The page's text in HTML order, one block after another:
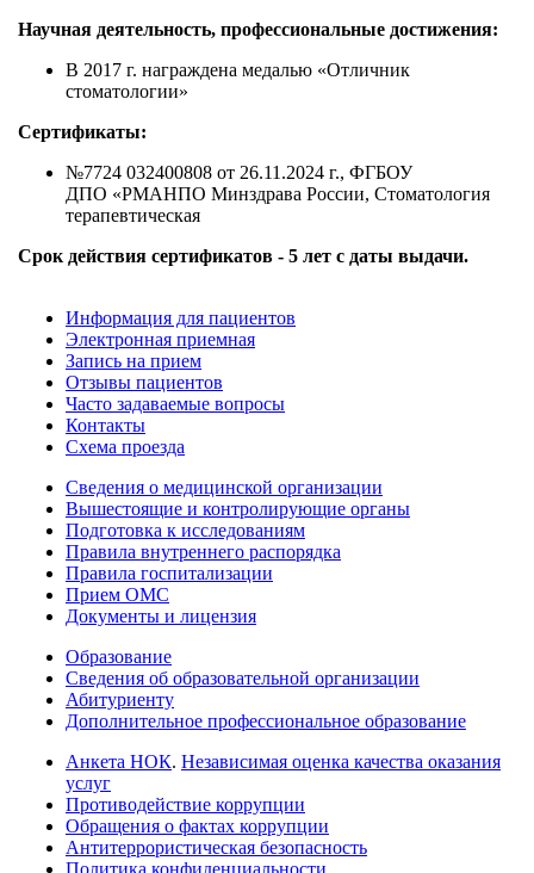
Научная деятельность, профессиональные достижения:
В 2017 г. награждена медалью «Отличник
стоматологии»
Сертификаты:
№7724 032400808 от 26.11.2024 г., ФГБОУ
ДПО «РМАНПО Минздрава России, Стоматология
терапевтическая
Срок действия сертификатов - 5 лет с даты выдачи.
Информация для пациентов
Электронная приемная
Запись на прием
Отзывы пациентов
Часто задаваемые вопросы
Контакты
Схема проезда
Сведения о медицинской организации
Вышестоящие и контролирующие органы
Подготовка к исследованиям
Правила внутреннего распорядка
Правила госпитализации
Прием ОМС
Документы и лицензия
Образование
Сведения об образовательной организации
Абитуриенту
Дополнительное профессиональное образование
Анкета НОК. Независимая оценка качества оказания
услуг
Противодействие коррупции
Обращения о фактах коррупции
Антитеррористическая безопасность
Политика конфиденциальности